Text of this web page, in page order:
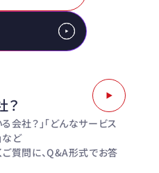
？
る会社？」「どんなサービス
など
ご質問に、Q&A形式でお答